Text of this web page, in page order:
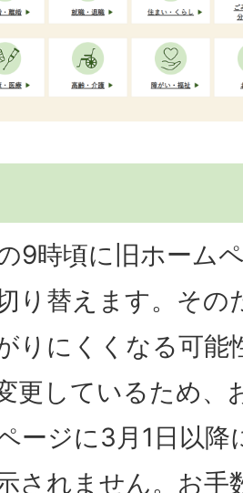
9時頃に旧ホーム
り替えます。その
りにくくなる可能
更しているため、
ージに3月1日以
されません。お